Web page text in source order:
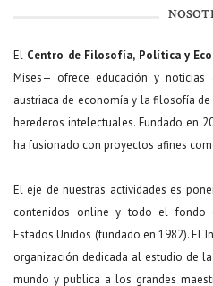
El Centro de Filosofía, Política y
Mises— ofrece educación y
austriaca de economía y la filosofía
herederos intelectuales. Fundado en
ha fusionado con proyectos afines
El eje de nuestras actividades es
contenidos online y todo el fondo
Estados Unidos (fundado en 1982). El
organización dedicada al estudio de
mundo y publica a los grandes